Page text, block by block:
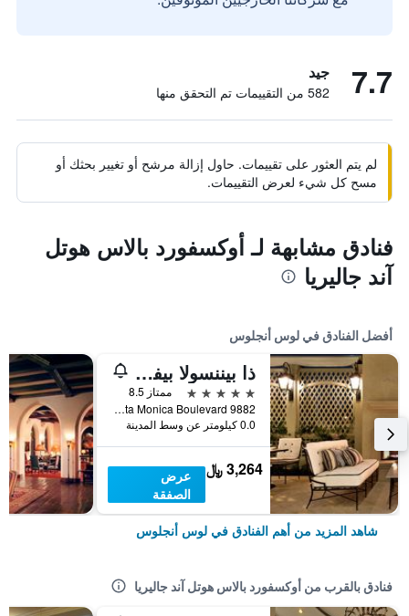
7.7 جيد
582 من التقييمات تم التحقق منها
لم يتم العثور على تقييمات. حاول إزالة مرشح أو تغيير بحثك أو
مسح كل شيء لعرض التقييمات.
فنادق مشابهة لـ أوكسفورد بالاس هوتل
آند جاليريا
أفضل الفنادق في لوس أنجلوس
ذا بيننسولا بيفرلي هيلز
5 نجوم
ممتاز 8.5
9882 South Santa Monica Boulevard, لوس أنجلوس, CA, الولايات المتحدة الأميريكية
0.0 كيلومتر عن وسط المدينة
3,264 ﷼
عرض
الصفقة
شاهد المزيد من أهم الفنادق في لوس أنجلوس
فنادق بالقرب من أوكسفورد بالاس هوتل آند جاليريا